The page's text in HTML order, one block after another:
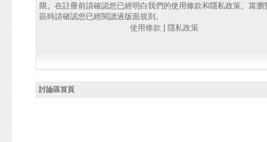
限。在註冊前請確認您已經明白我們的使用條款和隱私政策。當瀏
區時請確認您已經閱讀過版面規則。
使用條款
隱私政策
討論區首頁